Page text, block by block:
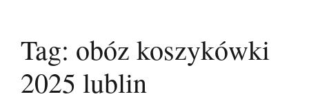
Tag: obóz koszykówki
2025 lublin